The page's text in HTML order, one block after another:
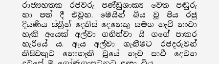
රාජ්‍යහතක රජවරු පණ්ඩුශාක්‍ය වෙත පඬුරු
හා පත් දී එවූහ. මෙයින් බිය වූ පිය රජු
දියණිය ස්ත්‍රීන් දෙතිස් දෙනෙකු සමග නැව් නංවා
හැකි අයෙක් අල්වා ගනිත්වා යි ගගේ පාකර
හැරියේ ය. ඇය අල්වා ගැනීමට රජදරුවන්
කිසිවකුට නොහැකි වූයේ නැව පාවී දෙවන